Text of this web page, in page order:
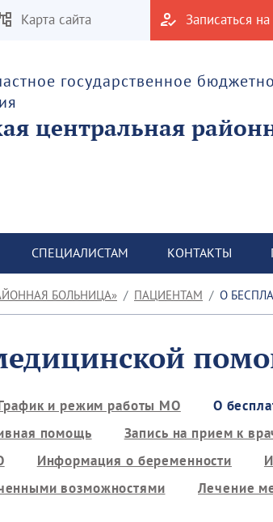
Карта сайта Записаться
государственное
центральная
СПЕЦИАЛИСТАМ КОНТАКТЫ
БОЛЬНИЦА» ПАЦИЕНТАМ О
и режим работы МО О
помощь Запись на прием к
Информация о беременности
возможностями
Лечение